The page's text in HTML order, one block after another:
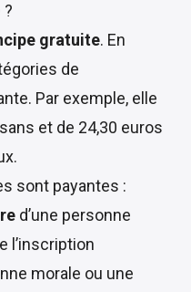
gratuite. En
de
Par exemple, elle
et de 24,30 euros
sont payantes :
d’une personne
l’inscription
morale ou une